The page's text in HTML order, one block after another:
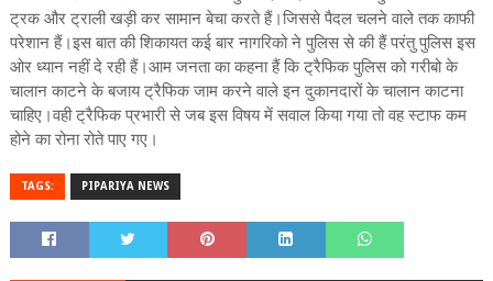
ट्रक और ट्राली खड़ी कर सामान बेचा करते हैं।जिससे पैदल चलने वाले तक काफी
परेशान हैं।इस बात की शिकायत कई बार नागरिको ने पुलिस से की हैं परंतु पुलिस इस
ओर ध्यान नहीं दे रही हैं।आम जनता का कहना हैं कि ट्रैफिक पुलिस को गरीबो के
चालान काटने के बजाय ट्रैफिक जाम करने वाले इन दुकानदारों के चालान काटना
चाहिए।वही ट्रैफिक प्रभारी से जब इस विषय में सवाल किया गया तो वह स्टाफ कम
होने का रोना रोते पाए गए।
TAGS: PIPARIYA NEWS